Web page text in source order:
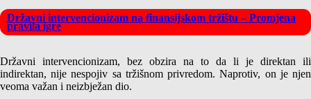
Državni intervencionizam na finansijskom tržištu – Promjena
pravila igre
Državni intervencionizam, bez obzira na to da li je direktan ili
indirektan, nije nespojiv sa tržišnom privredom. Naprotiv, on je njen
veoma važan i neizbježan dio.